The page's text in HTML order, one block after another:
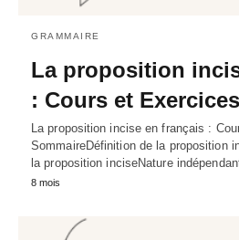
GRAMMAIRE
La proposition
: Cours et Exercices
La proposition incise en français :
SommaireDéfinition de la proposition
la proposition inciseNature
8 mois